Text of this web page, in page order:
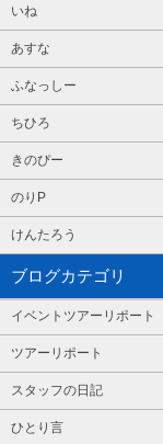
いね
あすな
ふなっしー
ちひろ
きのぴー
のりP
けんたろう
ブログカテゴリ
イベントツアーリポート
ツアーリポート
スタッフの日記
ひとり言